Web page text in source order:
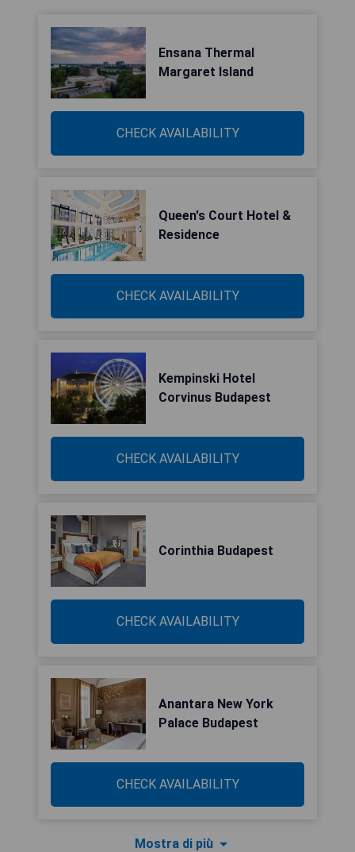
Ensana Thermal
Margaret Island
CHECK AVAILABILITY
Queen's Court Hotel &
Residence
CHECK AVAILABILITY
Kempinski Hotel
Corvinus Budapest
CHECK AVAILABILITY
Corinthia Budapest
CHECK AVAILABILITY
Anantara New York
Palace Budapest
CHECK AVAILABILITY
Mostra di più